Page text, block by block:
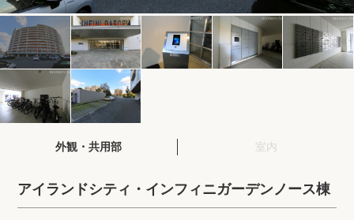
アクセスランキング
保存した物件
閲覧履歴
保存した検索条件
店舗・スタッフ紹介
外観・共用部 室内
アイランドシティ・インフィニガーデンノース棟